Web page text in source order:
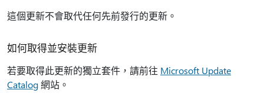
這個更新不會取代任何先前發行的更新。
如何取得並安裝更新
若要取得此更新的獨立套件，請前往 Microsoft Update
Catalog網站。